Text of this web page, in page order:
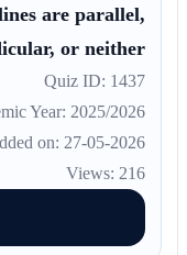
are parallel,
or neither
Quiz ID: 1437
Year: 2025/2026
on: 27-05-2026
Views: 216